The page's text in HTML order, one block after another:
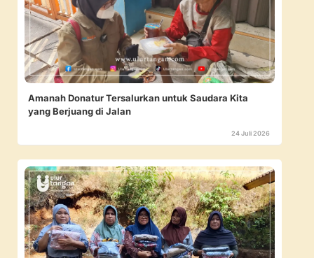
Amanah Donatur Tersalurkan untuk Saudara Kita
yang Berjuang di Jalan
24 Juli 2026